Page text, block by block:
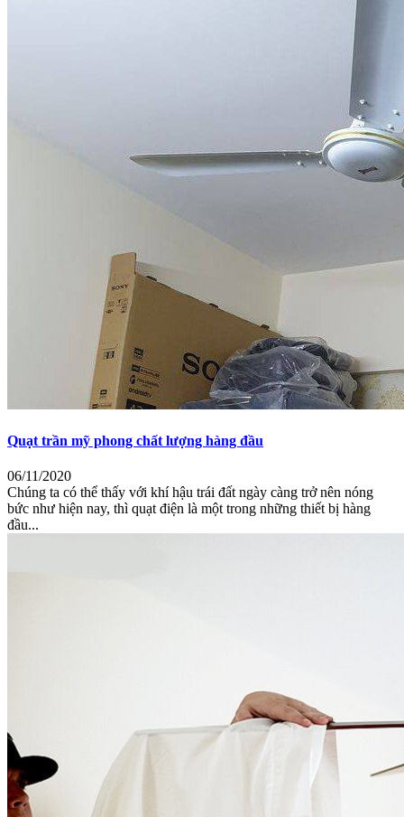
Quạt trần mỹ phong chất lượng hàng đầu
06/11/2020
Chúng ta có thể thấy với khí hậu trái đất ngày càng trở nên nóng
bức như hiện nay, thì quạt điện là một trong những thiết bị hàng
đầu...